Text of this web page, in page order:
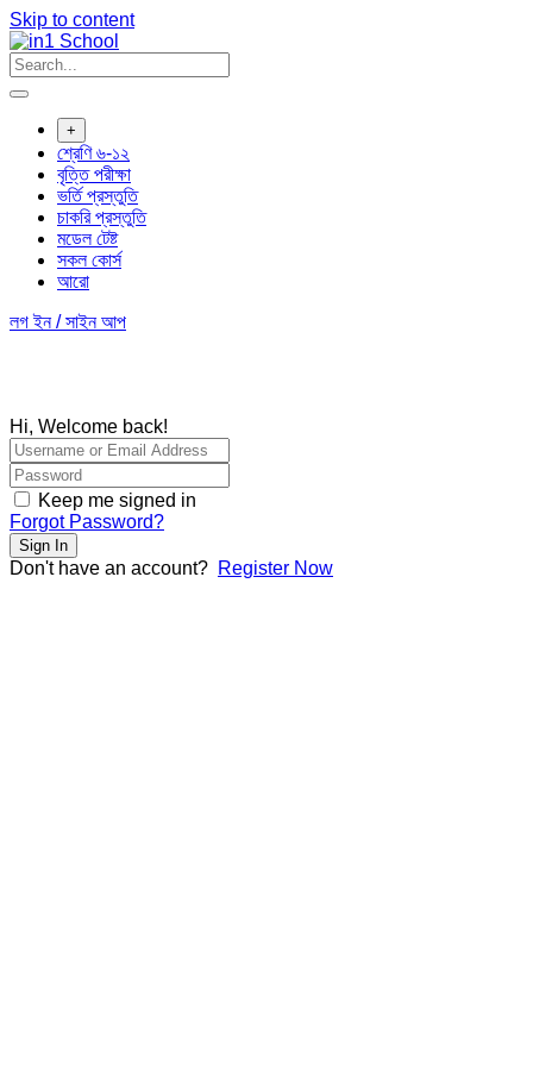
Skip to content
+
শ্রেণি ৬-১২
বৃত্তি পরীক্ষা
ভর্তি প্রস্তুতি
চাকরি প্রস্তুতি
মডেল টেষ্ট
সকল কোর্স
আরো
লগ ইন / সাইন আপ
Hi, Welcome back!
Keep me signed in
Forgot Password?
Sign In
Don't have an account? Register Now